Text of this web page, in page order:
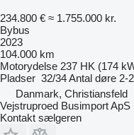
234.800 € ≈ 1.755.000 kr.
Bybus
2023
104.000 km
Motorydelse 237 HK (174
Pladser 32/34Antal døre 2-
Danmark, Christiansfeld
Vejstruproed Busimport ApS
Kontakt sælgeren